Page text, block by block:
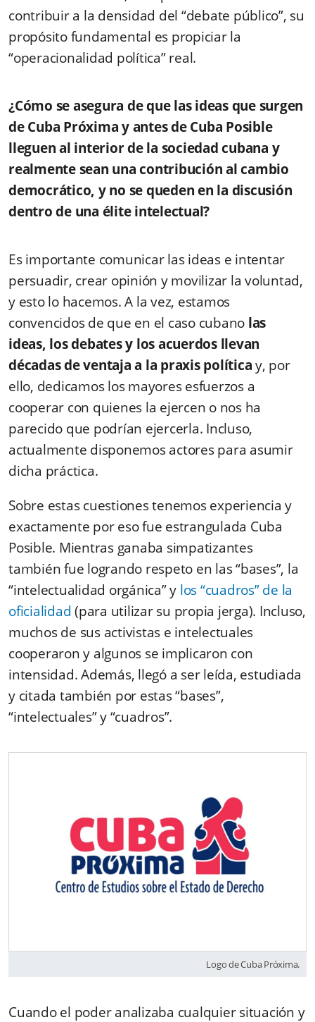
contribuir a la densidad del “debate público”, su
propósito fundamental es propiciar la
“operacionalidad política” real.
¿Cómo se asegura de que las ideas que surgen
de Cuba Próxima y antes de Cuba Posible
lleguen al interior de la sociedad cubana y
realmente sean una contribución al cambio
democrático, y no se queden en la discusión
dentro de una élite intelectual?
Es importante comunicar las ideas e intentar
persuadir, crear opinión y movilizar la voluntad,
y esto lo hacemos. A la vez, estamos
convencidos de que en el caso cubano las
ideas, los debates y los acuerdos llevan
décadas de ventaja a la praxis políticay, por
ello, dedicamos los mayores esfuerzos a
cooperar con quienes la ejercen o nos ha
parecido que podrían ejercerla. Incluso,
actualmente disponemos actores para asumir
dicha práctica.
Sobre estas cuestiones tenemos experiencia y
exactamente por eso fue estrangulada Cuba
Posible. Mientras ganaba simpatizantes
también fue logrando respeto en las “bases”, la
“intelectualidad orgánica” y los “cuadros” de la
oficialidad (para utilizar su propia jerga). Incluso,
muchos de sus activistas e intelectuales
cooperaron y algunos se implicaron con
intensidad. Además, llegó a ser leída, estudiada
y citada también por estas “bases”,
“intelectuales” y “cuadros”.
Logo de Cuba Próxima.
Cuando el poder analizaba cualquier situación y